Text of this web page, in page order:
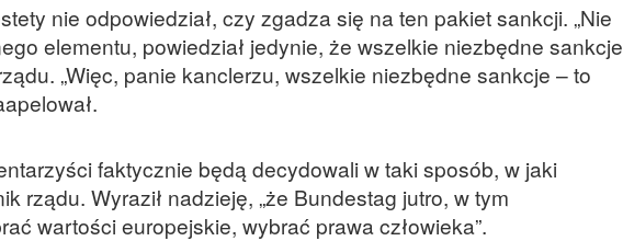
nie odpowiedział, czy zgadza się na ten pakiet sankcji. „Nie
elementu, powiedział jedynie, że wszelkie niezbędne sankcje
„Więc, panie kanclerzu, wszelkie niezbędne sankcje – to
faktycznie będą decydowali w taki sposób, w jaki
rządu. Wyraził nadzieję, „że Bundestag jutro, w tym
wartości europejskie, wybrać prawa człowieka”.